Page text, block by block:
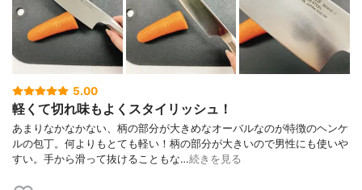
5.00
軽くて切れ味もよくスタイリッシュ！
あまりなかなかない、柄の部分が大きめなオーバルなのが特徴のヘンケ
ルの包丁。何よりもとても軽い！柄の部分が大きいので男性にも使いや
すい。手から滑って抜けることもな…続きを見る